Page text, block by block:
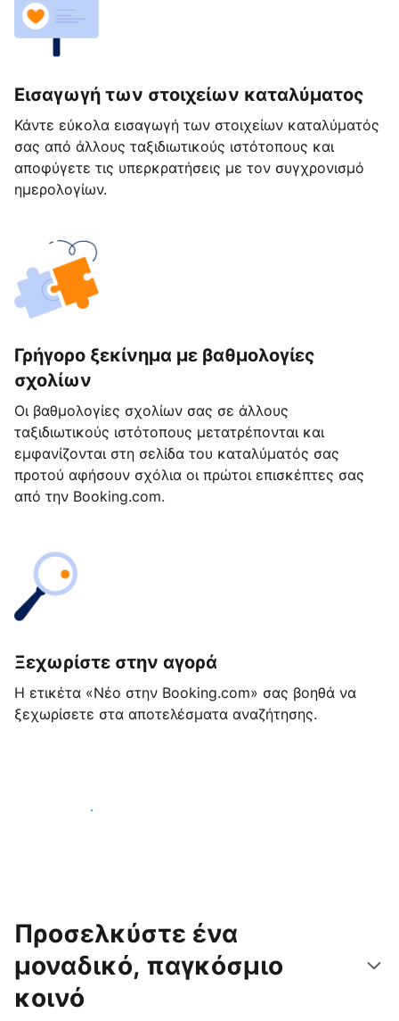
Εισαγωγή των στοιχείων καταλύματος
Κάντε εύκολα εισαγωγή των στοιχείων καταλύματός
σας από άλλους ταξιδιωτικούς ιστότοπους και
αποφύγετε τις υπερκρατήσεις με τον συγχρονισμό
ημερολογίων.
Γρήγορο ξεκίνημα με βαθμολογίες
σχολίων
Οι βαθμολογίες σχολίων σας σε άλλους
ταξιδιωτικούς ιστότοπους μετατρέπονται και
εμφανίζονται στη σελίδα του καταλύματός σας
προτού αφήσουν σχόλια οι πρώτοι επισκέπτες σας
από την Booking.com.
Ξεχωρίστε στην αγορά
Η ετικέτα «Νέο στην Booking.com» σας βοηθά να
ξεχωρίσετε στα αποτελέσματα αναζήτησης.
Ξεκινήστε σήμερα
Προσελκύστε ένα
μοναδικό, παγκόσμιο
κοινό